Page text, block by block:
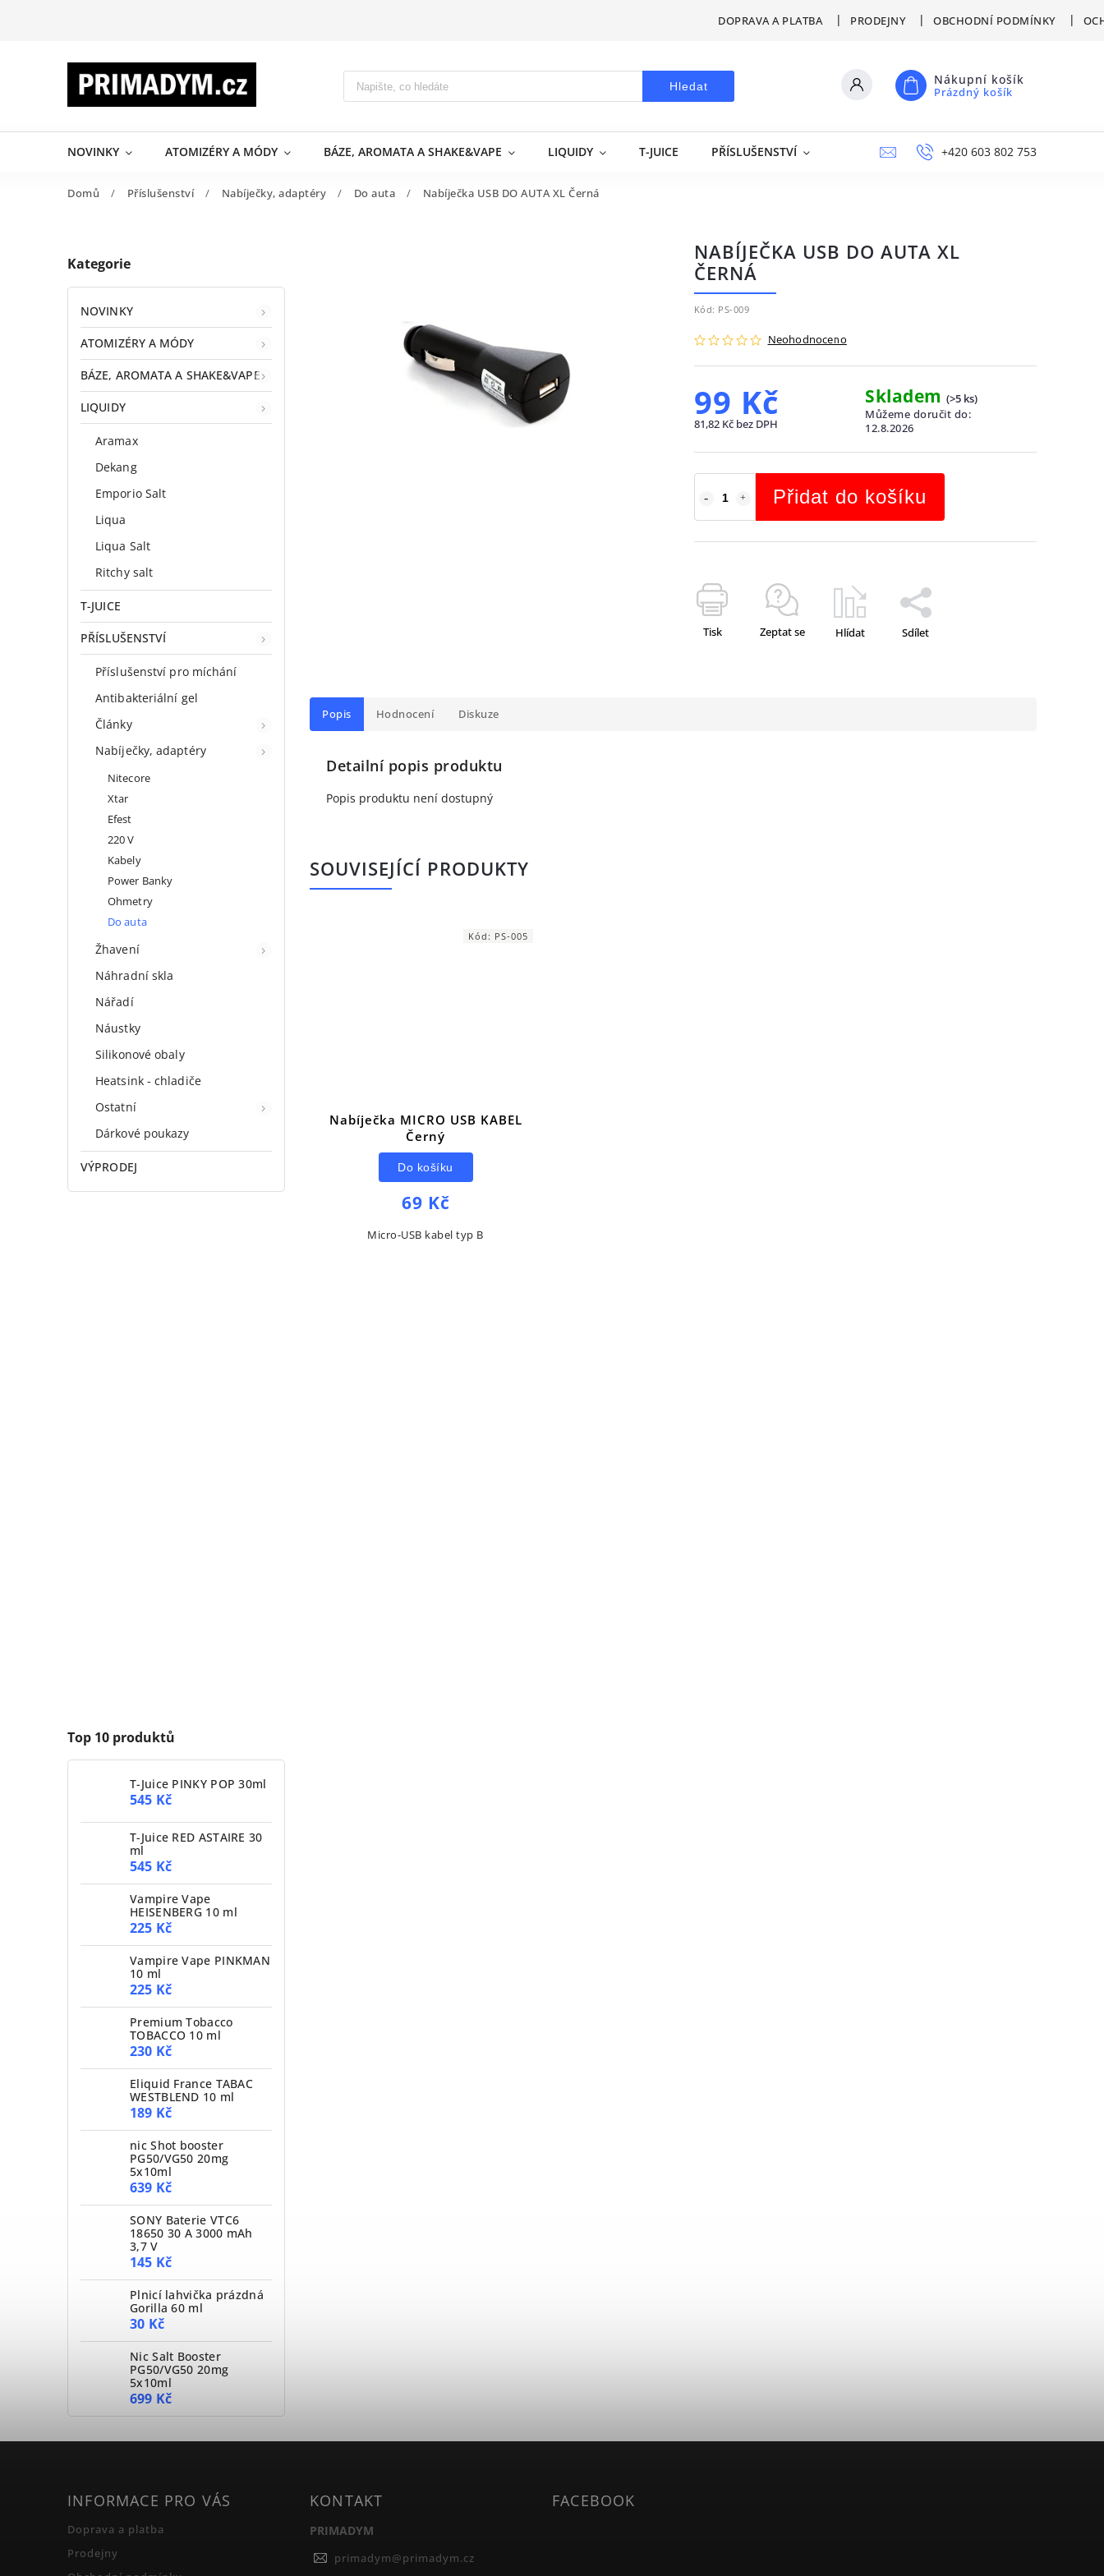
DOPRAVA A PLATBA PRODEJNY OBCHODNÍ PODMÍNKY
Hledat Nákupní košík
Prázdný košík
NOVINKY ATOMIZÉRY A MÓDY BÁZE, AROMATA A SHAKE&VAPE LIQUIDY T-JUICE PŘÍSLUŠENSTVÍ VÝPRODEJ NAPIŠTE NÁM
+420 603 802 753
Domů / Příslušenství / Nabíječky, adaptéry / Do auta / Nabíječka USB DO AUTA XL Černá
Kategorie
NOVINKY
ATOMIZÉRY A MÓDY
BÁZE, AROMATA A SHAKE&VAPE
LIQUIDY
Aramax
Dekang
Emporio Salt
Liqua
Liqua Salt
Ritchy salt
T-JUICE
PŘÍSLUŠENSTVÍ
Příslušenství pro míchání
Antibakteriální gel
Články
Nabíječky, adaptéry
Nitecore
Xtar
Efest
220 V
Kabely
Power Banky
Ohmetry
Do auta
Žhavení
Náhradní skla
Nářadí
Náustky
Silikonové obaly
Heatsink - chladiče
Ostatní
Dárkové poukazy
VÝPRODEJ
Top 10 produktů
T-Juice PINKY POP 30ml
545 Kč
T-Juice RED ASTAIRE 30
ml
545 Kč
Vampire Vape
HEISENBERG 10 ml
225 Kč
Vampire Vape PINKMAN
10 ml
225 Kč
Premium Tobacco
TOBACCO 10 ml
230 Kč
Eliquid France TABAC
WESTBLEND 10 ml
189 Kč
nic Shot booster
PG50/VG50 20mg
5x10ml
639 Kč
SONY Baterie VTC6
18650 30 A 3000 mAh
3,7 V
145 Kč
Plnicí lahvička prázdná
Gorilla 60 ml
30 Kč
Nic Salt Booster
PG50/VG50 20mg
5x10ml
699 Kč
NABÍJEČKA USB DO AUTA XL
ČERNÁ
Kód: PS-009
Neohodnoceno
99 Kč
81,82 Kč bez DPH
Skladem(>5 ks)
Můžeme doručit do:
12.8.2026
Přidat do košíku
Tisk Zeptat se Hlídat Sdílet
Popis Hodnocení Diskuze
Detailní popis produktu
Popis produktu není dostupný
SOUVISEJÍCÍ PRODUKTY
Nabíječka MICRO USB KABEL
Černý
69 Kč
Do košíku
Micro-USB kabel typ B
Kód: PS-005
INFORMACE PRO VÁS
Doprava a platba
Prodejny
KONTAKT
PRIMADYM
primadym@primadym.cz
FACEBOOK